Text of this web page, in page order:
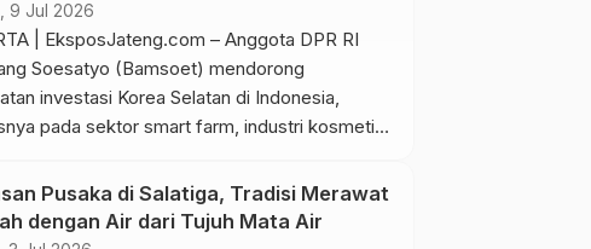
bukti berupa 2,83 gram sabu dan 5.896,1 […]
9 Jul 2026
| EksposJateng.com – Anggota DPR RI
Soesatyo (Bamsoet) mendorong
investasi Korea Selatan di Indonesia,
pada sektor smart farm, industri kosmetik,
kunjungan Wali Kota Gyeongsan, Korea
Cho Hyun-il, bersama delegasi pengusaha di
Kamis (9/7/2026). Menurut Bamsoet, ketiga
Pusaka di Salatiga, Tradisi Merawat
dengan Air dari Tujuh Mata Air